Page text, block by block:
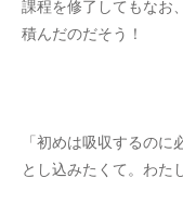
課程を修了してもなお
積んだのだそう！
「初めは吸収するの
とし込みたくて。わた